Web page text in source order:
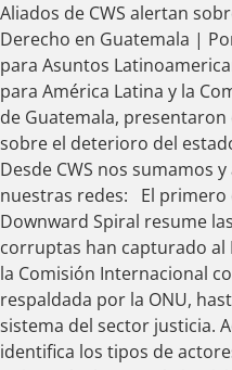
Aliados de CWS alertan
Derecho en Guatemala |
para Asuntos
para América Latina y la
de Guatemala,
sobre el deterioro del
Desde CWS nos sumamos
nuestras redes: El primero
Downward Spiral resume
corruptas han capturado al
la Comisión Internacional
respaldada por la ONU,
sistema del sector justicia.
identifica los tipos de